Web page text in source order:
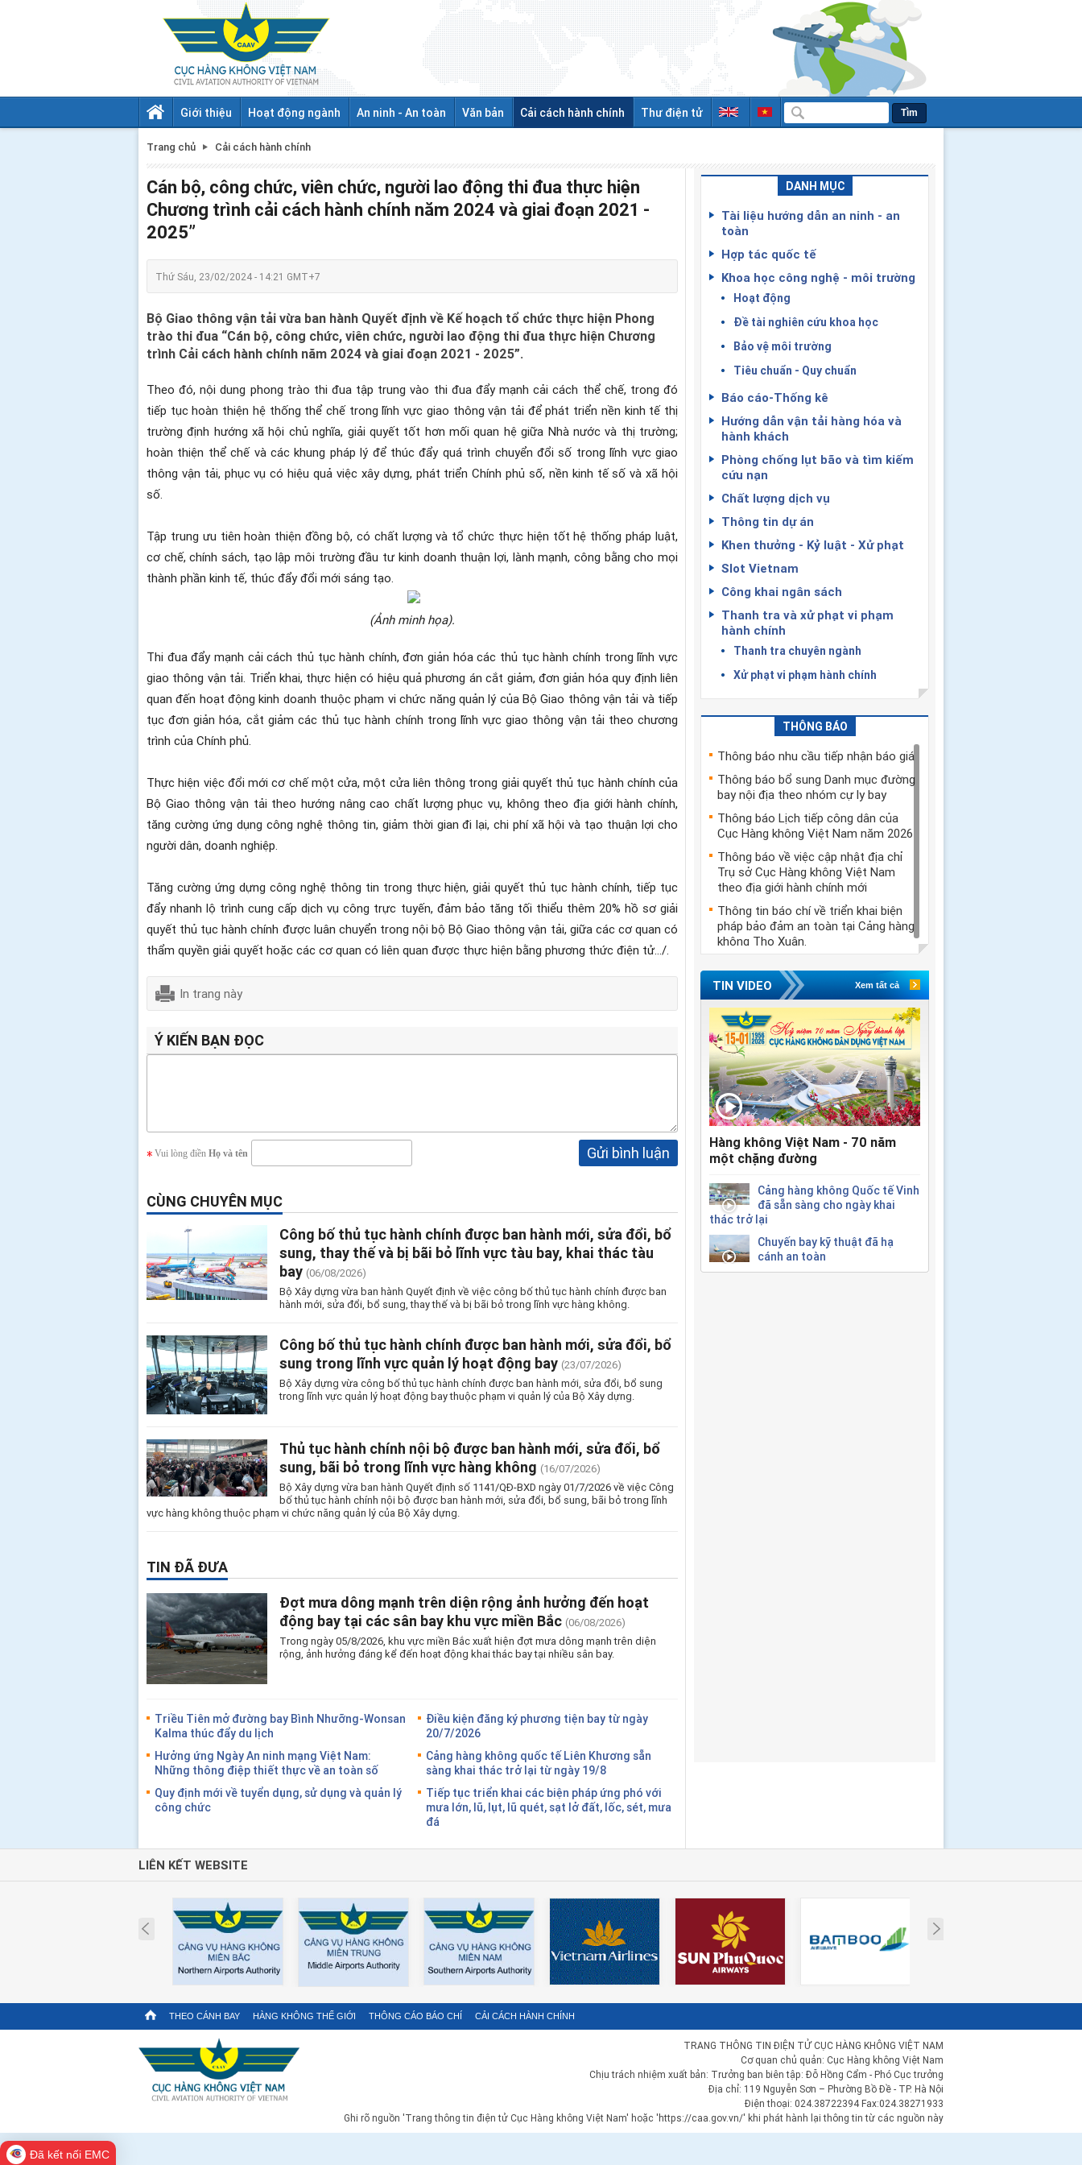
Giới thiệu Hoạt động ngành An ninh - An toàn Văn bản Cải cách hành chính Thư điện tử Tìm
Trang chủ Cải cách hành chính
Cán bộ, công chức, viên chức, người lao động thi đua thực hiện
Chương trình cải cách hành chính năm 2024 và giai đoạn 2021 -
2025”
Thứ Sáu, 23/02/2024 - 14:21 GMT+7
Bộ Giao thông vận tải vừa ban hành Quyết định về Kế hoạch tổ chức thực hiện Phong
trào thi đua “Cán bộ, công chức, viên chức, người lao động thi đua thực hiện Chương
trình Cải cách hành chính năm 2024 và giai đoạn 2021 - 2025”.
Theo đó, nội dung phong trào thi đua tập trung vào thi đua đẩy mạnh cải cách thể chế, trong đó
tiếp tục hoàn thiện hệ thống thể chế trong lĩnh vực giao thông vận tải để phát triển nền kinh tế thị
trường định hướng xã hội chủ nghĩa, giải quyết tốt hơn mối quan hệ giữa Nhà nước và thị trường;
hoàn thiện thể chế và các khung pháp lý để thúc đẩy quá trình chuyển đổi số trong lĩnh vực giao
thông vận tải, phục vụ có hiệu quả việc xây dựng, phát triển Chính phủ số, nền kinh tế số và xã hội
số.
Tập trung ưu tiên hoàn thiện đồng bộ, có chất lượng và tổ chức thực hiện tốt hệ thống pháp luật,
cơ chế, chính sách, tạo lập môi trường đầu tư kinh doanh thuận lợi, lành mạnh, công bằng cho mọi
thành phần kinh tế, thúc đẩy đổi mới sáng tạo.
(Ảnh minh họa).
Thi đua đẩy mạnh cải cách thủ tục hành chính, đơn giản hóa các thủ tục hành chính trong lĩnh vực
giao thông vận tải. Triển khai, thực hiện có hiệu quả phương án cắt giảm, đơn giản hóa quy định liên
quan đến hoạt động kinh doanh thuộc phạm vi chức năng quản lý của Bộ Giao thông vận tải và tiếp
tục đơn giản hóa, cắt giảm các thủ tục hành chính trong lĩnh vực giao thông vận tải theo chương
trình của Chính phủ.
Thực hiện việc đổi mới cơ chế một cửa, một cửa liên thông trong giải quyết thủ tục hành chính của
Bộ Giao thông vận tải theo hướng nâng cao chất lượng phục vụ, không theo địa giới hành chính,
tăng cường ứng dụng công nghệ thông tin, giảm thời gian đi lại, chi phí xã hội và tạo thuận lợi cho
người dân, doanh nghiệp.
Tăng cường ứng dựng công nghệ thông tin trong thực hiện, giải quyết thủ tục hành chính, tiếp tục
đẩy nhanh lộ trình cung cấp dịch vụ công trực tuyến, đảm bảo tăng tối thiểu thêm 20% hồ sơ giải
quyết thủ tục hành chính được luân chuyển trong nội bộ Bộ Giao thông vận tải, giữa các cơ quan có
thẩm quyền giải quyết hoặc các cơ quan có liên quan được thực hiện bằng phương thức điện tử…/.
In trang này
Ý KIẾN BẠN ĐỌC
Vui lòng điền Họ và tên Gửi bình luận
CÙNG CHUYÊN MỤC
Công bố thủ tục hành chính được ban hành mới, sửa đổi, bổ
sung, thay thế và bị bãi bỏ lĩnh vực tàu bay, khai thác tàu
bay (06/08/2026)
Bộ Xây dựng vừa ban hành Quyết định về việc công bố thủ tục hành chính được ban
hành mới, sửa đổi, bổ sung, thay thế và bị bãi bỏ trong lĩnh vực hàng không.
Công bố thủ tục hành chính được ban hành mới, sửa đổi, bổ
sung trong lĩnh vực quản lý hoạt động bay (23/07/2026)
Bộ Xây dựng vừa công bố thủ tục hành chính được ban hành mới, sửa đổi, bổ sung
trong lĩnh vực quản lý hoạt động bay thuộc phạm vi quản lý của Bộ Xây dựng.
Thủ tục hành chính nội bộ được ban hành mới, sửa đổi, bổ
sung, bãi bỏ trong lĩnh vực hàng không (16/07/2026)
Bộ Xây dựng vừa ban hành Quyết định số 1141/QĐ-BXD ngày 01/7/2026 về việc Công
bố thủ tục hành chính nội bộ được ban hành mới, sửa đổi, bổ sung, bãi bỏ trong lĩnh
vực hàng không thuộc phạm vi chức năng quản lý của Bộ Xây dựng.
TIN ĐÃ ĐƯA
Đợt mưa dông mạnh trên diện rộng ảnh hưởng đến hoạt
động bay tại các sân bay khu vực miền Bắc (06/08/2026)
Trong ngày 05/8/2026, khu vực miền Bắc xuất hiện đợt mưa dông mạnh trên diện
rộng, ảnh hưởng đáng kể đến hoạt động khai thác bay tại nhiều sân bay.
Triều Tiên mở đường bay Bình Nhưỡng-Wonsan
Kalma thúc đẩy du lịch
Hưởng ứng Ngày An ninh mạng Việt Nam:
Những thông điệp thiết thực về an toàn số
Quy định mới về tuyển dụng, sử dụng và quản lý
công chức
Điều kiện đăng ký phương tiện bay từ ngày
20/7/2026
Cảng hàng không quốc tế Liên Khương sẵn
sàng khai thác trở lại từ ngày 19/8
Tiếp tục triển khai các biện pháp ứng phó với
mưa lớn, lũ, lụt, lũ quét, sạt lở đất, lốc, sét, mưa
đá
DANH MỤC
Tài liệu hướng dẫn an ninh - an
toàn
Hợp tác quốc tế
Khoa học công nghệ - môi trường
Hoạt động
Đề tài nghiên cứu khoa học
Bảo vệ môi trường
Tiêu chuẩn - Quy chuẩn
Báo cáo-Thống kê
Hướng dẫn vận tải hàng hóa và
hành khách
Phòng chống lụt bão và tìm kiếm
cứu nạn
Chất lượng dịch vụ
Thông tin dự án
Khen thưởng - Kỷ luật - Xử phạt
Slot Vietnam
Công khai ngân sách
Thanh tra và xử phạt vi phạm
hành chính
Thanh tra chuyên ngành
Xử phạt vi phạm hành chính
THÔNG BÁO
Thông báo nhu cầu tiếp nhận báo giá
Thông báo bổ sung Danh mục đường
bay nội địa theo nhóm cự ly bay
Thông báo Lịch tiếp công dân của
Cục Hàng không Việt Nam năm 2026
Thông báo về việc cập nhật địa chỉ
Trụ sở Cục Hàng không Việt Nam
theo địa giới hành chính mới
Thông tin báo chí về triển khai biện
pháp bảo đảm an toàn tại Cảng hàng
không Thọ Xuân.
TIN VIDEO Xem tất cả
Hàng không Việt Nam - 70 năm
một chặng đường
Cảng hàng không Quốc tế Vinh
đã sẵn sàng cho ngày khai
thác trở lại
Chuyến bay kỹ thuật đã hạ
cánh an toàn
LIÊN KẾT WEBSITE
Prev
THEO CÁNH BAY HÀNG KHÔNG THẾ GIỚI THÔNG CÁO BÁO CHÍ CẢI CÁCH HÀNH CHÍNH
TRANG THÔNG TIN ĐIỆN TỬ CỤC HÀNG KHÔNG VIỆT NAM
Cơ quan chủ quản: Cục Hàng không Việt Nam
Chịu trách nhiệm xuất bản: Trưởng ban biên tập: Đỗ Hồng Cẩm - Phó Cục trưởng
Địa chỉ: 119 Nguyễn Sơn – Phường Bồ Đề - TP. Hà Nội
Điện thoại: 024.38722394 Fax:024.38271933
Ghi rõ nguồn 'Trang thông tin điện tử Cục Hàng không Việt Nam' hoặc 'https://caa.gov.vn/' khi phát hành lại thông tin từ các nguồn này
Đã kết nối EMC